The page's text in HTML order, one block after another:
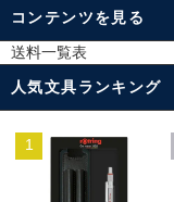
コンテンツを見る
送料一覧表
人気文具ランキング
1